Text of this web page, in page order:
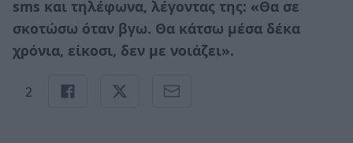
sms και τηλέφωνα, λέγοντας της: «Θα σε
σκοτώσω όταν βγω. Θα κάτσω μέσα δέκα
χρόνια, είκοσι, δεν με νοιάζει».
2